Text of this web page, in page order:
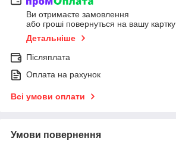
Ви отримаєте замовлення
або гроші повернуться на вашу картку
Детальніше
Післяплата
Оплата на рахунок
Всі умови оплати
Умови повернення